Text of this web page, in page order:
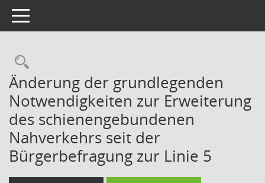
Toggle navigation
Rechercheauswahl
Änderung der grundlegenden
Notwendigkeiten zur Erweiterung
des schienengebundenen
Nahverkehrs seit der
Bürgerbefragung zur Linie 5